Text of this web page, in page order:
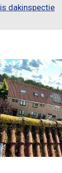
dakinspectie